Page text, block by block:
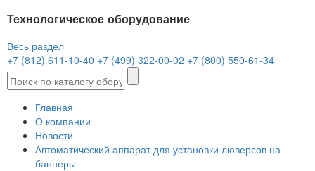
Технологическое оборудование
Весь раздел
+7 (812) 611-10-40 +7 (499) 322-00-02 +7 (800) 550-61-34
Главная
О компании
Новости
Автоматический аппарат для установки люверсов на
баннеры